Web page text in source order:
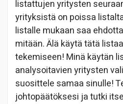
listattujen yritysten
yrityksistä on poissa
listalle mukaan saa
mitään. Älä käytä tätä
tekemiseen! Minä käytän
analysoitavien yritysten
suosittele samaa sinulle!
johtopäätöksesi ja tutki